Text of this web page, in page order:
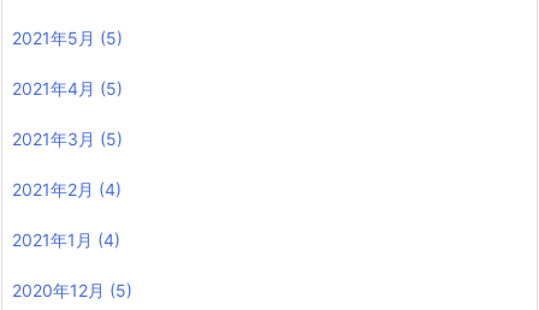
2021年5月 (5)
2021年4月 (5)
2021年3月 (5)
2021年2月 (4)
2021年1月 (4)
2020年12月 (5)